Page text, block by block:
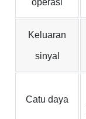
Keluaran
sinyal
Catu daya